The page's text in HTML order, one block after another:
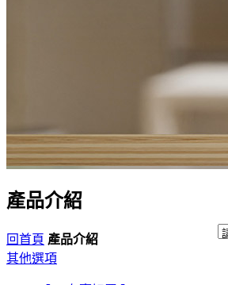
產品介紹
回首頁 產品介紹
其他選項